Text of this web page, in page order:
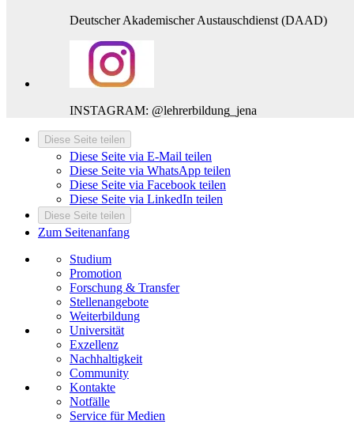
Deutscher Akademischer Austauschdienst (DAAD)
INSTAGRAM: @lehrerbildung_jena
Diese Seite teilen
Diese Seite via E-Mail teilen
Diese Seite via WhatsApp teilen
Diese Seite via Facebook teilen
Diese Seite via LinkedIn teilen
Diese Seite teilen
Zum Seitenanfang
Studium
Promotion
Forschung & Transfer
Stellenangebote
Weiterbildung
Universität
Exzellenz
Nachhaltigkeit
Community
Kontakte
Notfälle
Service für Medien